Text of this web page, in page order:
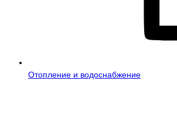
Отопление и водоснабжение